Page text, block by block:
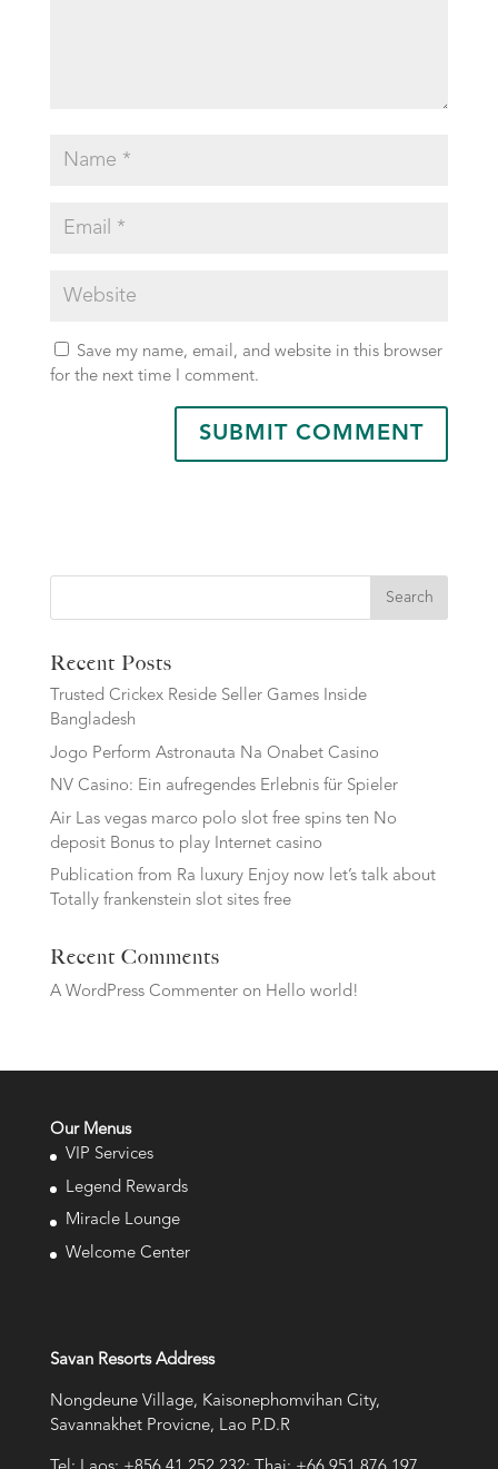
Save my name, email, and website in this browser
for the next time I comment.
Search
Recent Posts
Trusted Crickex Reside Seller Games Inside
Bangladesh
Jogo Perform Astronauta Na Onabet Casino
NV Casino: Ein aufregendes Erlebnis für Spieler
Air Las vegas marco polo slot free spins ten No
deposit Bonus to play Internet casino
Publication from Ra luxury Enjoy now let’s talk about
Totally frankenstein slot sites free
Recent Comments
A WordPress Commenteron Hello world!
Our Menus
VIP Services
Legend Rewards
Miracle Lounge
Welcome Center
Savan Resorts Address
Nongdeune Village, Kaisonephomvihan City,
Savannakhet Provicne, Lao P.D.R